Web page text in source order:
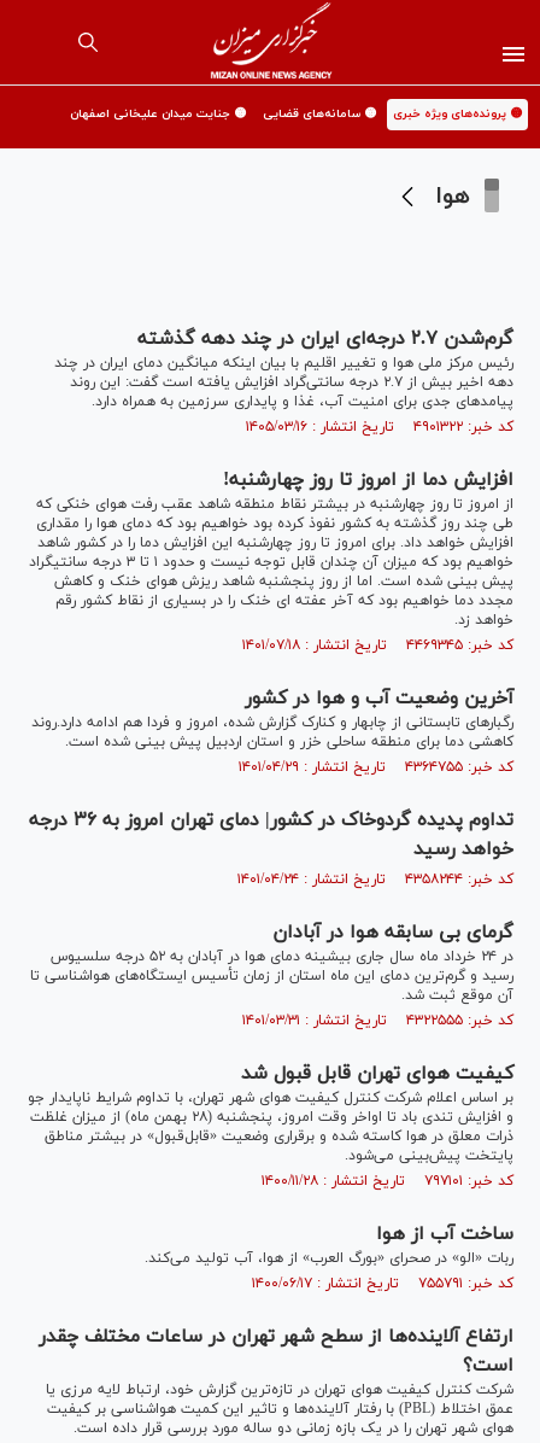
🟡 پرونده‌های ویژه خبری 🟡 سامانه‌های قضایی 🟡 جنایت میدان علیخانی اصفهان
هوا
گرم‌شدن ۲.۷ درجه‌ای ایران در چند دهه گذشته
رئیس مرکز ملی هوا و تغییر اقلیم با بیان اینکه میانگین دمای ایران در چند
دهه اخیر بیش از ۲.۷ درجه سانتی‌گراد افزایش یافته است گفت: این روند
پیامدهای جدی برای امنیت آب، غذا و پایداری سرزمین به همراه دارد.
کد خبر: ۴۹۰۱۳۲۲ تاریخ انتشار : ۱۴۰۵/۰۳/۱۶
افزایش دما از امروز تا روز چهارشنبه!
از امروز تا روز چهارشنبه در بیشتر نقاط منطقه شاهد عقب رفت هوای خنکی که
طی چند روز گذشته به کشور نفوذ کرده بود خواهیم بود که دمای هوا را مقداری
افزایش خواهد داد. برای امروز تا روز چهارشنبه این افزایش دما را در کشور شاهد
خواهیم بود که میزان آن چندان قابل توجه نیست و حدود ۱ تا ۳ درجه سانتیگراد
پیش بینی شده است. اما از روز پنجشنبه شاهد ریزش هوای خنک و کاهش
مجدد دما خواهیم بود که آخر عفته ای خنک را در بسیاری از نقاط کشور رقم
خواهد زد.
کد خبر: ۴۴۶۹۳۴۵ تاریخ انتشار : ۱۴۰۱/۰۷/۱۸
آخرین وضعیت آب و هوا در کشور
رگبارهای تابستانی از چابهار و کنارک گزارش شده، امروز و فردا هم ادامه دارد.روند
کاهشی دما برای منطقه ساحلی خزر و استان اردبیل پیش بینی شده است.
کد خبر: ۴۳۶۴۷۵۵ تاریخ انتشار : ۱۴۰۱/۰۴/۲۹
تداوم پدیده گردوخاک در کشور| دمای تهران امروز به ۳۶ درجه
خواهد رسید
کد خبر: ۴۳۵۸۲۴۴ تاریخ انتشار : ۱۴۰۱/۰۴/۲۴
گرمای بی سابقه هوا در آبادان
در ۲۴ خرداد ماه سال جاری بیشینه دمای هوا در آبادان به ۵۲ درجه سلسیوس
رسید و گرم‌ترین دمای این ماه استان از زمان تأسیس ایستگاه‌های هواشناسی تا
آن موقع ثبت شد.
کد خبر: ۴۳۲۲۵۵۵ تاریخ انتشار : ۱۴۰۱/۰۳/۳۱
کیفیت هوای تهران قابل قبول شد
بر اساس اعلام شرکت کنترل کیفیت هوای شهر تهران، با تداوم شرایط ناپایدار جو
و افزایش تندی باد تا اواخر وقت امروز، پنجشنبه (۲۸ بهمن ماه) از میزان غلظت
ذرات معلق در هوا کاسته شده و برقراری وضعیت «قابل‌قبول» در بیشتر مناطق
پایتخت پیش‌بینی می‌شود.
کد خبر: ۷۹۷۱۰۱ تاریخ انتشار : ۱۴۰۰/۱۱/۲۸
ساخت آب از هوا
ربات «الو» در صحرای «بورگ العرب» از هوا، آب تولید می‌کند.
کد خبر: ۷۵۵۷۹۱ تاریخ انتشار : ۱۴۰۰/۰۶/۱۷
ارتفاع آلاینده‌ها از سطح شهر تهران در ساعات مختلف چقدر
است؟
شرکت کنترل کیفیت هوای تهران در تازه‌ترین گزارش خود، ارتباط لایه مرزی یا
عمق اختلاط (PBL) با رفتار آلاینده‌ها و تاثیر این کمیت هواشناسی بر کیفیت
هوای شهر تهران را در یک بازه زمانی دو ساله مورد بررسی قرار داده است.